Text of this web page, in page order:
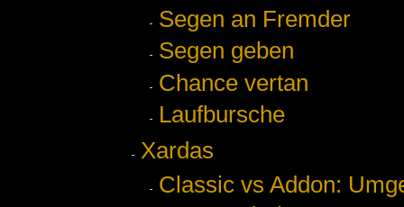
Segen an Fremder
Segen geben
Chance vertan
Laufbursche
Xardas
Classic vs Addon: